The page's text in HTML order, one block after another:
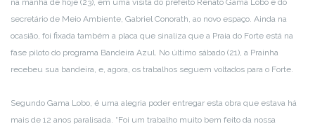
na manhã de hoje (23), em uma visita do prefeito Renato Gama Lobo e do
secretário de Meio Ambiente, Gabriel Conorath, ao novo espaço. Ainda na
ocasião, foi fixada também a placa que sinaliza que a Praia do Forte está na
fase piloto do programa Bandeira Azul. No último sábado (21), a Prainha
recebeu sua bandeira, e, agora, os trabalhos seguem voltados para o Forte.
Segundo Gama Lobo, é uma alegria poder entregar esta obra que estava há
mais de 12 anos paralisada. “Foi um trabalho muito bem feito da nossa